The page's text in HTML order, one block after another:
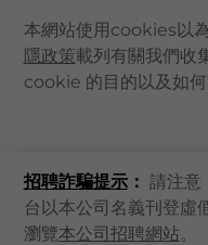
本網站使用cookies以
隱政策載列有關我們收
cookie 的目的以及如
招聘詐騙提示： 請注意
台以本公司名義刊登虛
瀏覽本公司招聘網站。
主頁
卓健服務
卓健手機App
主頁 健康資訊 健康